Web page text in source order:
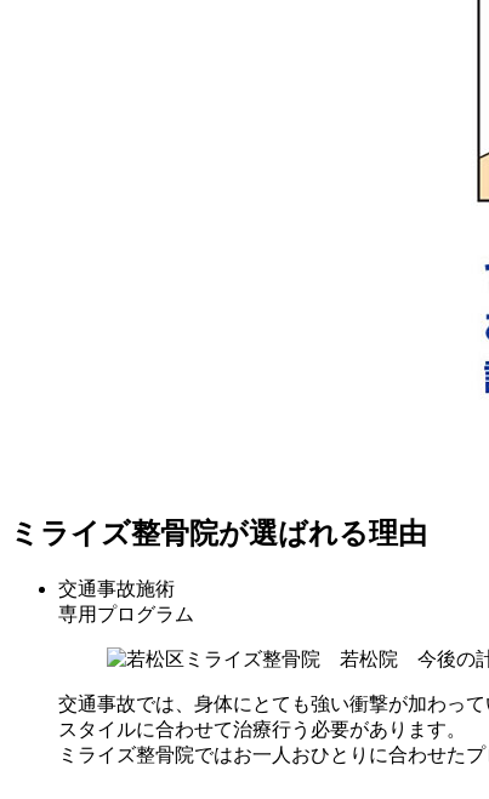
ミライズ整骨院が選ばれる理由
交通事故施術
専用プログラム
交通事故では、身体にとても強い衝撃が加わっ
スタイルに合わせて治療行う必要があります。
ミライズ整骨院ではお一人おひとりに合わせた